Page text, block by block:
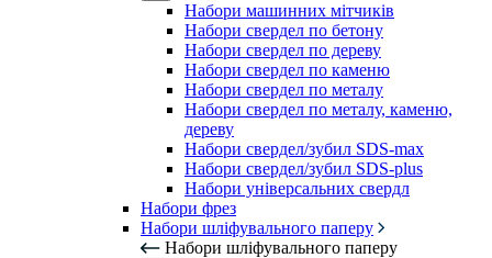
Набори машинних мітчиків
Набори свердел по бетону
Набори свердел по дереву
Набори свердел по каменю
Набори свердел по металу
Набори свердел по металу, каменю,
дереву
Набори свердел/зубил SDS-max
Набори свердел/зубил SDS-plus
Набори універсальних свердл
Набори фрез
Набори шліфувального паперу
Набори шліфувального паперу